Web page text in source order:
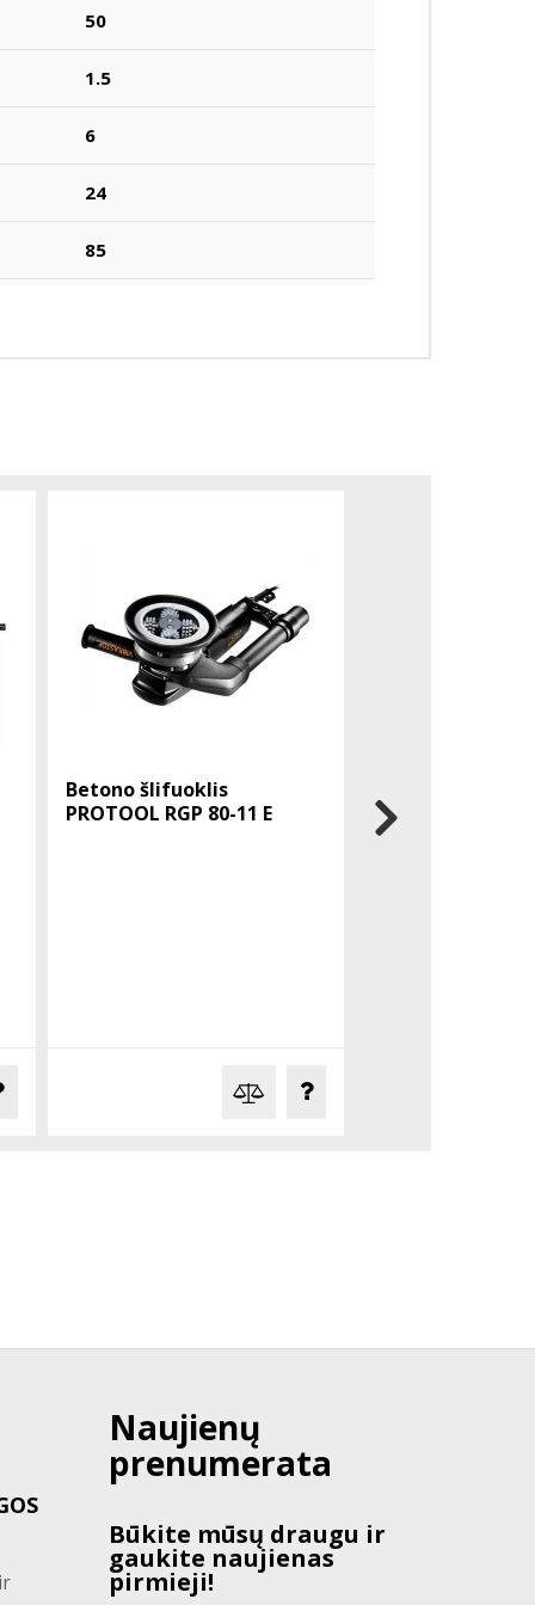
50
1.5
6
24
85
Betono šlifuoklis
PROTOOL RGP 80-11 E
šlapio betono
sistema
Naujienų
prenumerata
Būkite mūsų draugu ir
gaukite naujienas
pirmieji!